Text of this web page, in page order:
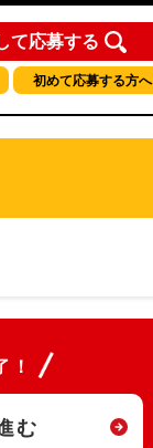
て応募する
初めて応募する方へ
！
む